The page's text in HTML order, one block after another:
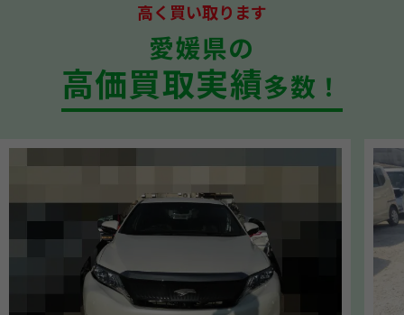
高く買い取ります
愛媛県の
高価買取実績多数！